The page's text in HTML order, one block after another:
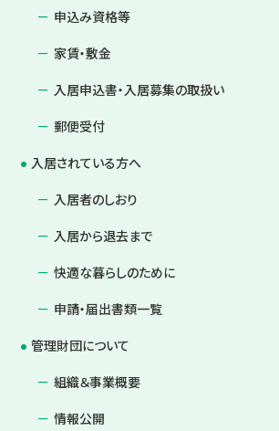
申込み資格等
家賃・敷金
入居申込書・入居募集の取扱い
郵便受付
入居されている方へ
入居者のしおり
入居から退去まで
快適な暮らしのために
申請・届出書類一覧
管理財団について
組織＆事業概要
情報公開